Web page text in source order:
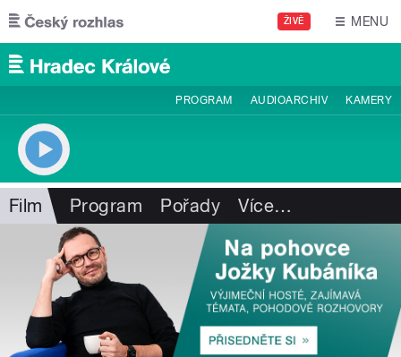
Přejít k hlavnímu obsahu
ŽIVĚ MENU
PROGRAM AUDIOARCHIV KAMERY
Film Program Pořady Více…